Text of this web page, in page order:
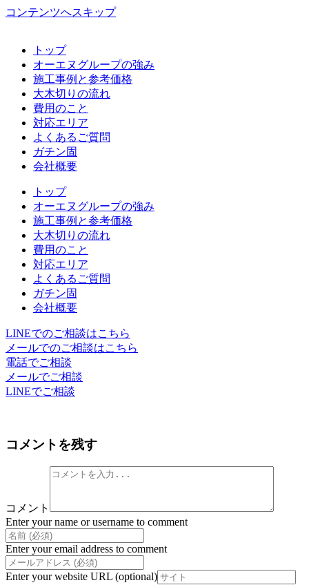
コンテンツへスキップ
トップ
オーエヌグループの強み
施工事例と参考価格
大木切りの流れ
費用のこと
対応エリア
よくあるご質問
ガチン固
会社概要
トップ
オーエヌグループの強み
施工事例と参考価格
大木切りの流れ
費用のこと
対応エリア
よくあるご質問
ガチン固
会社概要
LINEでのご相談はこちら
メールでのご相談はこちら
電話でご相談
メールでご相談
LINEでご相談
コメントを残す
コメント
Enter your name or username to comment
Enter your email address to comment
Enter your website URL (optional)